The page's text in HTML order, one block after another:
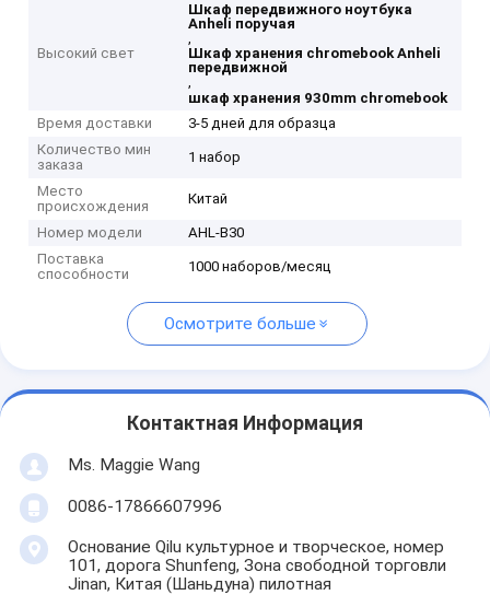
Высокий свет
Шкаф передвижного ноутбука
Anheli поручая
,
Шкаф хранения chromebook Anheli
передвижной
,
шкаф хранения 930mm chromebook
Время доставки
3-5 дней для образца
Количество мин
заказа
1 набор
Место
происхождения
Китай
Номер модели
AHL-B30
Поставка
способности
1000 наборов/месяц
Осмотрите больше
Контактная Информация
Ms. Maggie Wang
0086-17866607996
Основание Qilu культурное и творческое, номер
101, дорога Shunfeng, Зона свободной торговли
Jinan, Китая (Шаньдуна) пилотная